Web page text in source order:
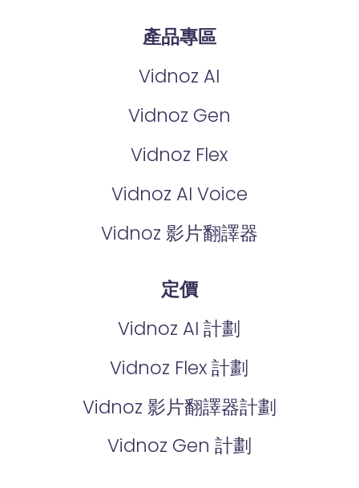
產品專區
Vidnoz AI
Vidnoz Gen
Vidnoz Flex
Vidnoz AI Voice
Vidnoz 影片翻譯器
定價
Vidnoz AI 計劃
Vidnoz Flex 計劃
Vidnoz 影片翻譯器計劃
Vidnoz Gen 計劃